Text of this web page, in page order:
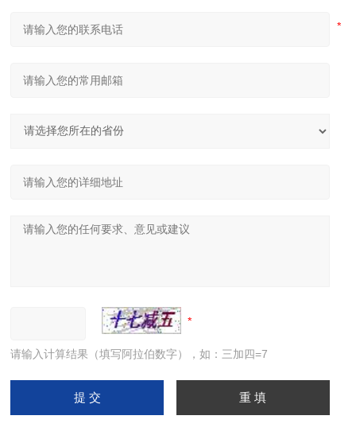
请输入计算结果（填写阿拉伯数字），如：三加四=7